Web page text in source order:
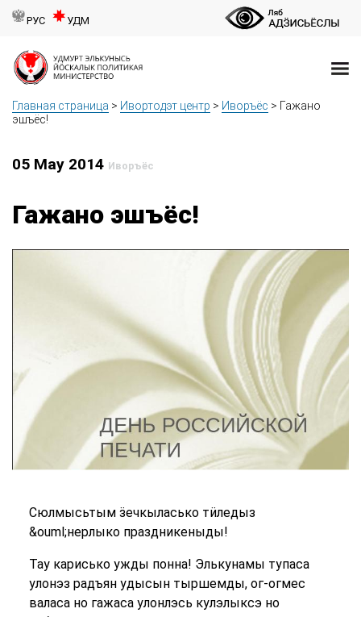
РУС УДМ
Главная страница > Ивортодэт центр > Иворъёс > Гажано
эшъёс!
05 May 2014 Иворъёс
Гажано эшъёс!
Сюлмысьтым ӟечкыласько тӥледыз
&ouml;нерлыко праздникеныды!
Тау карисько ужды понна! Элькунамы тупаса
улонэз радъян удысын тыршемды, ог-огмес
валаса но гажаса улонлэсь кулэлыксэ но